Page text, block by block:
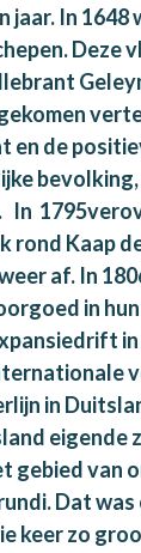
jaar. In
Deze
en de
rond Kaap
af. In
in
in
eigende
gebied van
Dat
keer zo